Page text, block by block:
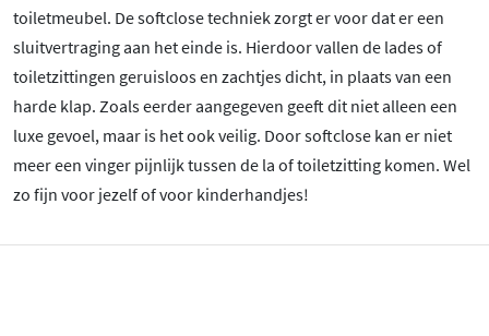
toiletmeubel. De softclose techniek zorgt er voor dat er een
sluitvertraging aan het einde is. Hierdoor vallen de lades of
toiletzittingen geruisloos en zachtjes dicht, in plaats van een
harde klap. Zoals eerder aangegeven geeft dit niet alleen een
luxe gevoel, maar is het ook veilig. Door softclose kan er niet
meer een vinger pijnlijk tussen de la of toiletzitting komen. Wel
zo fijn voor jezelf of voor kinderhandjes!